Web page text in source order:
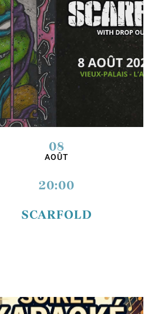
08
AOÛT
20:00
SCARFOLD